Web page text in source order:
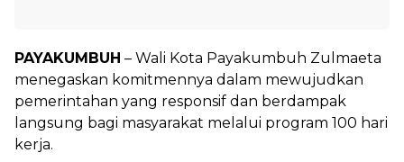
PAYAKUMBUH – Wali Kota Payakumbuh Zulmaeta
menegaskan komitmennya dalam mewujudkan
pemerintahan yang responsif dan berdampak
langsung bagi masyarakat melalui program 100 hari
kerja.